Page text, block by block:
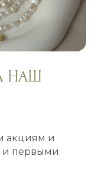
НАШ
акциям и
и первыми